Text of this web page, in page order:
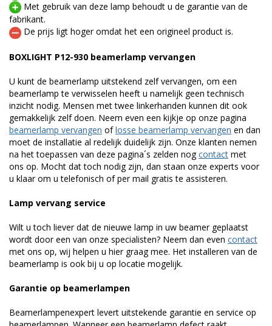
Met gebruik van deze lamp behoudt u de garantie van de
fabrikant.
De prijs ligt hoger omdat het een origineel product is.
BOXLIGHT P12-930 beamerlamp vervangen
U kunt de beamerlamp uitstekend zelf vervangen, om een
beamerlamp te verwisselen heeft u namelijk geen technisch
inzicht nodig. Mensen met twee linkerhanden kunnen dit ook
gemakkelijk zelf doen. Neem even een kijkje op onze pagina
beamerlamp vervangen oflosse beamerlamp vervangen en dan
moet de installatie al redelijk duidelijk zijn. Onze klanten nemen
na het toepassen van deze pagina´s zelden nogcontact met
ons op. Mocht dat toch nodig zijn, dan staan onze experts voor
u klaar om u telefonisch of per mail gratis te assisteren.
Lamp vervang service
Wilt u toch liever dat de nieuwe lamp in uw beamer geplaatst
wordt door een van onze specialisten? Neem dan even contact
met ons op, wij helpen u hier graag mee. Het installeren van de
beamerlamp is ook bij u op locatie mogelijk.
Garantie op beamerlampen
Beamerlampenexpert levert uitstekende garantie en service op